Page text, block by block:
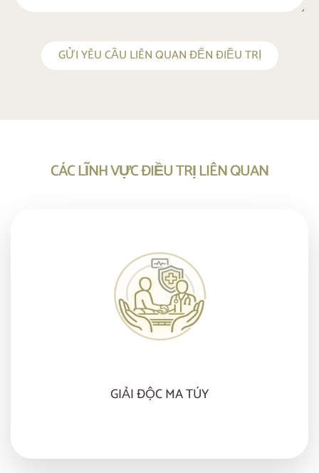
GỬI YÊU CẦU LIÊN QUAN ĐẾN ĐIỀU TRỊ
CÁC LĨNH VỰC ĐIỀU TRỊ LIÊN QUAN
GIẢI ĐỘC MA TÚY